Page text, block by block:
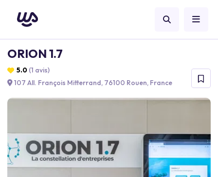
ORION 1.7
5.0 (1 avis)
107 All. François Mitterrand, 76100 Rouen, France